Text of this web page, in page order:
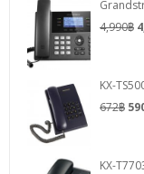
4,990฿
KX-
672฿
KX-